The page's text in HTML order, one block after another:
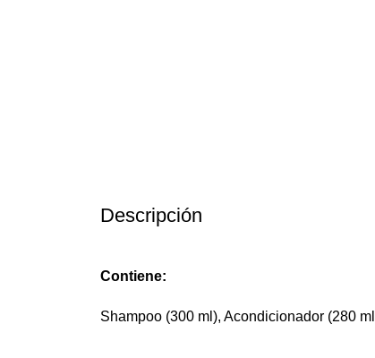
Descripción
Contiene:
Shampoo (300 ml), Acondicionador (280